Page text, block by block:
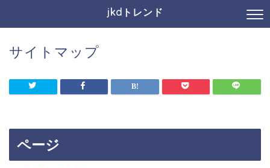
jkdトレンド
サイトマップ
ページ